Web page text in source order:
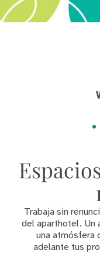
Trabaja sin
del aparthotel. Un
una atmósfera
adelante tus